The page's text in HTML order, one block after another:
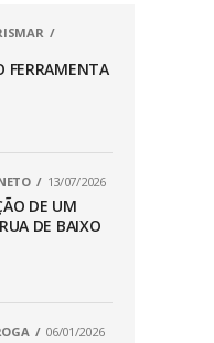
FERRAMENTA
13/07/2026
DE UM
DE BAIXO
06/01/2026